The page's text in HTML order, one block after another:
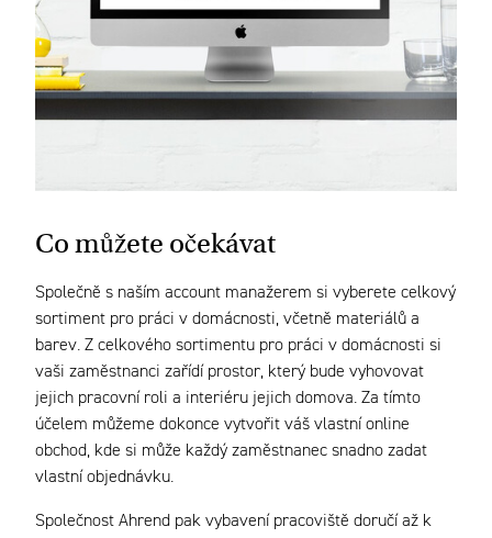
Co můžete očekávat
Společně s naším account manažerem si vyberete celkový
sortiment pro práci v domácnosti, včetně materiálů a
barev. Z celkového sortimentu pro práci v domácnosti si
vaši zaměstnanci zařídí prostor, který bude vyhovovat
jejich pracovní roli a interiéru jejich domova. Za tímto
účelem můžeme dokonce vytvořit váš vlastní online
obchod, kde si může každý zaměstnanec snadno zadat
vlastní objednávku.
Společnost Ahrend pak vybavení pracoviště doručí až k